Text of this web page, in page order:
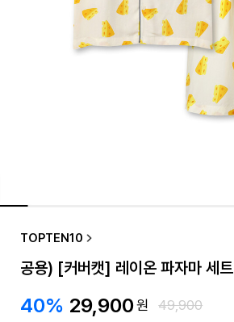
TOPTEN10
공용) [커버캣] 레이온 파자마 세트
40% 29,900원 49,900